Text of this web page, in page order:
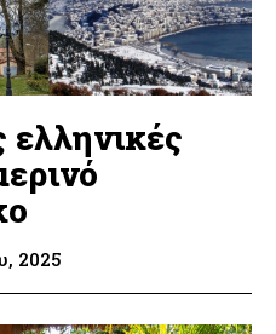
ελληνικές
2025